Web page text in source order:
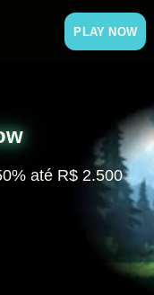
PLAY NOW
até R$ 2.500